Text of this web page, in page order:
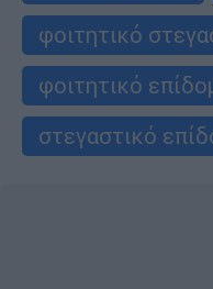
φοιτητικό
φοιτητικό
στεγαστικό